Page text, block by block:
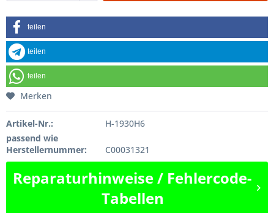
teilen
teilen
teilen
Merken
Artikel-Nr.:
H-1930H6
passend wie
Herstellernummer:
C00031321
Reparaturhinweise / Fehlercode-
Tabellen